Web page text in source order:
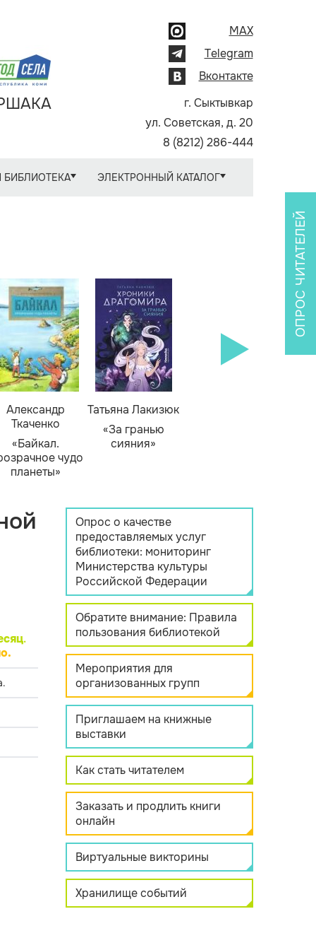
MAX
Telegram
Вконтакте
г. Сыктывкар
ул. Советская, д. 20
8 (8212) 286-444
БИБЛИОТЕКА ЭЛЕКТРОННЫЙ КАТАЛОГ
Александр
Ткаченко
«Байкал.
чудо
планеты»
Татьяна Лакизюк
«За гранью
сияния»
.
ОПРОС ЧИТАТЕЛЕЙ
Опрос о качестве
предоставляемых услуг
библиотеки: мониторинг
Министерства культуры
Российской Федерации
Обратите внимание: Правила
пользования библиотекой
Мероприятия для
организованных групп
Приглашаем на книжные
выставки
Как стать читателем
Заказать и продлить книги
онлайн
Виртуальные викторины
Хранилище событий